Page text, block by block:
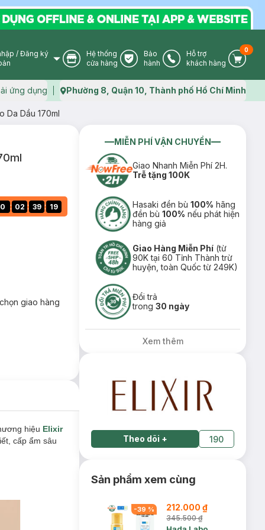
User Icon
/ Đăng ký
Store Icon
Hệ thống
cửa hàng
Warranty Icon
Bảo
hành
Phone Icon
Hỗ trợ
khách hàng
Cart
0
ứng dụng Map icon
Phường 8, Quận 10, Thành phố Hồ Chí Minh
Da Dầu 170ml
0 : 02 : 39 : 18
giao hàng
hiệu Elixir
cấp ẩm sâu
MIỄN PHÍ VẬN CHUYỂN
Giao Nhanh Miễn Phí 2H.
Trễ tặng 100K
Hasaki đền bù100% hãng
đền bù100% nếu phát hiện
hàng giả
Giao Hàng Miễn Phí (từ
90K tại 60 Tỉnh Thành trừ
huyện, toàn Quốc từ 249K)
Đổi trả
trong30 ngày
Xem thêm
Theo dõi + 190
Sản phẩm xem cùng
-39 % 212.000 ₫
345.500 ₫